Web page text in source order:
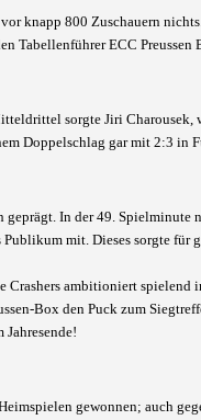
knapp 800 Zuschauern
Tabellenführer ECC
sorgte Jiri Charousek,
Doppelschlag gar mit 2:3 in
In der 49. Spielminute
Publikum mit. Dieses sorgte
Crashers ambitioniert
Box den Puck zum
gewonnen; auch